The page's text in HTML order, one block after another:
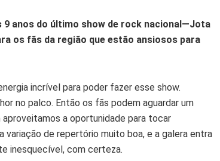
anos do último show de rock nacional—Jota
os fãs da região que estão ansiosos para
incrível para poder fazer esse show.
no palco. Então os fãs podem aguardar um
a oportunidade para tocar
de repertório muito boa, e a galera entra
inesquecível, com certeza.